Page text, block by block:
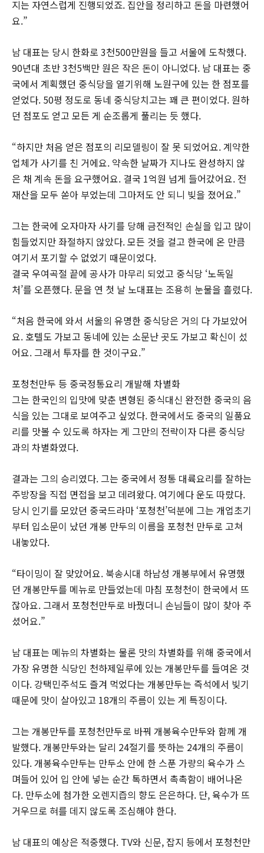
지는 자연스럽게 진행되었죠. 집안을 정리하고 돈을 마련했어
요.”
남 대표는 당시 한화로 3천500만원을 들고 서울에 도착했다.
90년대 초반 3천5백만 원은 작은 돈이 아니었다. 남 대표는 중
국에서 계획했던 중식당을 열기위해 노원구에 있는 한 점포를
얻었다. 50평 정도로 동네 중식당치고는 꽤 큰 편이었다. 원하
던 점포도 얻고 모든 게 순조롭게 풀리는 듯 했다.
“하지만 처음 얻은 점포의 리모델링이 잘 못 되었어요. 계약한
업체가 사기를 친 거에요. 약속한 날짜가 지나도 완성하지 않
은 채 계속 돈을 요구했어요. 결국 1억원 넘게 들어갔어요. 전
재산을 모두 쏟아 부었는데 그마저도 안 되니 빚을 졌어요.”
그는 한국에 오자마자 사기를 당해 금전적인 손실을 입고 많이
힘들었지만 좌절하지 않았다. 모든 것을 걸고 한국에 온 만큼
여기서 포기할 수 없었기 때문이었다.
결국 우여곡절 끝에 공사가 마무리 되었고 중식당 ‘노독일
처’를 오픈했다. 문을 연 첫 날 노대표는 조용히 눈물을 흘렸다.
“처음 한국에 와서 서울의 유명한 중식당은 거의 다 가보았어
요. 호텔도 가보고 동네에 있는 소문난 곳도 가보고 확신이 섰
어요. 그래서 투자를 한 것이구요.”
포청천만두 등 중국정통요리 개발해 차별화
그는 한국인의 입맛에 맞춘 변형된 중식대신 완전한 중국의 음
식을 있는 그대로 보여주고 싶었다. 한국에서도 중국의 일품요
리를 맛볼 수 있도록 하자는 게 그만의 전략이자 다른 중식당
과의 차별화였다.
결과는 그의 승리였다. 그는 중국에서 정통 대륙요리를 잘하는
주방장을 직접 면접을 보고 데려왔다. 여기에다 운도 따랐다.
당시 인기를 모았던 중국드라마 ‘포청천’덕분에 그는 개업초기
부터 입소문이 났던 개봉 만두의 이름을 포청천 만두로 고쳐
내놓았다.
“타이밍이 잘 맞았어요. 북송시대 하남성 개봉부에서 유명했
던 개봉만두를 메뉴로 만들었는데 마침 포청천이 한국에서 뜨
잖아요. 그래서 포청천만두로 바꿨더니 손님들이 많이 찾아 주
셨어요.”
남 대표는 메뉴의 차별화는 물론 맛의 차별화를 위해 중국에서
가장 유명한 식당인 천하제일루에 있는 개봉만두를 들여온 것
이다. 강택민주석도 즐겨 먹었다는 개봉만두는 즉석에서 빚기
때문에 맛이 살아있고 18개의 주름이 있는 게 특징이다.
그는 개봉만두를 포청천만두로 바꿔 개봉육수만두와 함께 개
발했다. 개봉만두와는 달리 24절기를 뜻하는 24개의 주름이
있다. 개봉육수만두는 만두소 안에 한 스푼 가량의 육수가 스
며들어 있어 입 안에 넣는 순간 톡하면서 촉촉함이 배어나온
다. 만두소에 첨가한 오렌지즙의 향도 은은하다. 단, 육수가 뜨
거우므로 혀를 데지 않도록 조심해야 한다.
남 대표의 예상은 적중했다. TV와 신문, 잡지 등에서 포청천만